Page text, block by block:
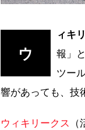
ウ
ィキ
報」
ツー
響があっても、技
ウィキリークス